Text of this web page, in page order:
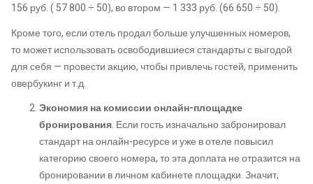
156 руб. ( 57 800 ÷ 50), во втором — 1 333 руб. (66 650 ÷ 50).
Кроме того, если отель продал больше улучшенных номеров,
то может использовать освободившиеся стандарты с выгодой
для себя — провести акцию, чтобы привлечь гостей, применить
овербукинг и т.д.
Экономия на комиссии онлайн-площадке
бронирования. Если гость изначально забронировал
стандарт на онлайн-ресурсе и уже в отеле повысил
категорию своего номера, то эта доплата не отразится на
бронировании в личном кабинете площадки. Значит,